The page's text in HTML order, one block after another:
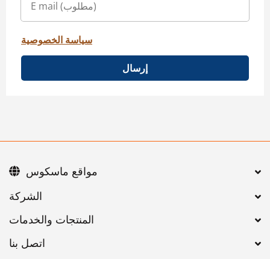
سياسة الخصوصية
إرسال
اتصل بنا
مواقع ماسكوس